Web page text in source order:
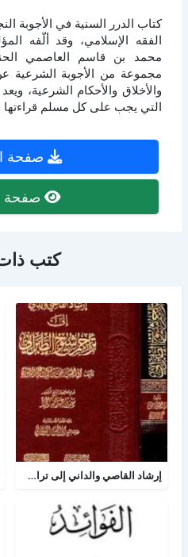
الفقه الإسلامي، وقد ألّفه
محمد بن قاسم العاصمي
مجموعة من الأجوبة الشرعية
والأخلاق والأحكام الشرعية،
التي يجب على كل مسلم قراءتها
صفحة
صفحة
كتب
إرشاد القاصي والداني إلى تراجم شيوخ الطبراني